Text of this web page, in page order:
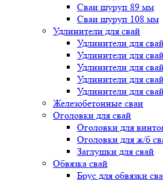
Сваи шуруп 89 мм
Сваи шуруп 108 мм
Удлинители для свай
Удлинители для
Удлинители для
Удлинители для
Удлинители для
Удлинители для
Железобетонные сваи
Оголовки для свай
Оголовки для
Оголовки для ж/б
Заглушки для свай
Обвязка свай
Брус для обвязки